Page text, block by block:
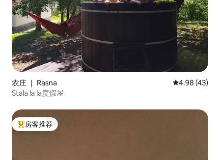
农庄 ｜ Rasna 平均评分
4.98 (43)
Stala la la度假屋
热门「房客推荐」
房客推荐